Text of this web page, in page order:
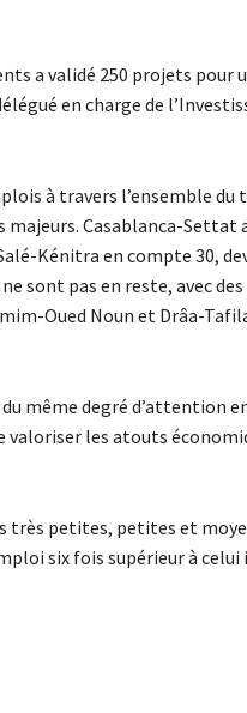
a validé 250 projets
en charge de
à travers l’ensemble
Casablanca-Settat
Kénitra en compte 30,
sont pas en reste, avec
Oued Noun et Drâa-
même degré d’attention
valoriser les atouts
très petites, petites et
six fois supérieur à